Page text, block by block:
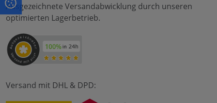
Ausgezeichnete Versandabwicklung durch unseren
optimierten Lagerbetrieb.
Versand mit DHL & DPD: